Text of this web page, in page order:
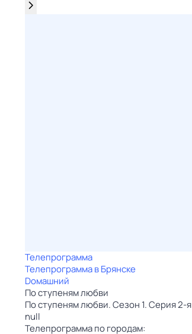
Телепрограмма
Телепрограмма в Брянске
Dомашний
По ступеням любви
По ступеням любви. Сезон 1. Серия 2-я
null
Телепрограмма по городам: